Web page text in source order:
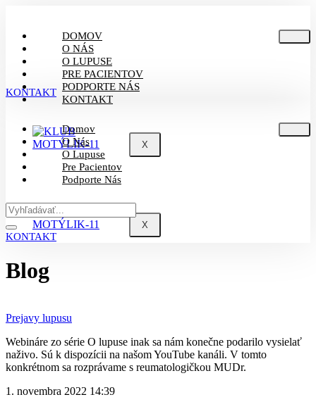
DOMOV
O NÁS
O LUPUSE
PRE PACIENTOV
PODPORTE NÁS
KONTAKT
X
KONTAKT
Domov
O Nás
O Lupuse
Pre Pacientov
Podporte Nás
X
KONTAKT
Blog
Prejavy lupusu
Webináre zo série O lupuse inak sa nám konečne podarilo vysielať
naživo. Sú k dispozícii na našom YouTube kanáli. V tomto
konkrétnom sa rozprávame s reumatologičkou MUDr.
1. novembra 2022 14:39